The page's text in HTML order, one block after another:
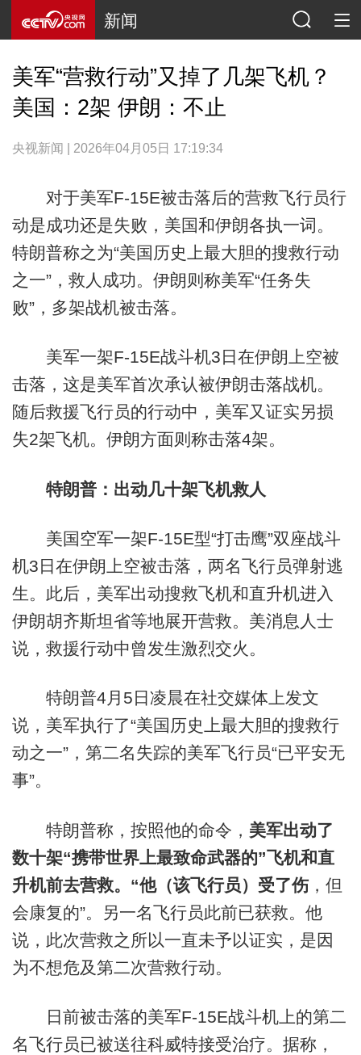
新闻
美军“营救行动”又掉了几架飞机？
美国：2架 伊朗：不止
央视新闻 | 2026年04月05日 17:19:34
对于美军F-15E被击落后的营救飞行员行
动是成功还是失败，美国和伊朗各执一词。
特朗普称之为“美国历史上最大胆的搜救行动
之一”，救人成功。伊朗则称美军“任务失
败”，多架战机被击落。
美军一架F-15E战斗机3日在伊朗上空被
击落，这是美军首次承认被伊朗击落战机。
随后救援飞行员的行动中，美军又证实另损
失2架飞机。伊朗方面则称击落4架。
特朗普：出动几十架飞机救人
美国空军一架F-15E型“打击鹰”双座战斗
机3日在伊朗上空被击落，两名飞行员弹射逃
生。此后，美军出动搜救飞机和直升机进入
伊朗胡齐斯坦省等地展开营救。美消息人士
说，救援行动中曾发生激烈交火。
特朗普4月5日凌晨在社交媒体上发文
说，美军执行了“美国历史上最大胆的搜救行
动之一”，第二名失踪的美军飞行员“已平安无
事”。
特朗普称，按照他的命令， 美军出动了
数十架“携带世界上最致命武器的”飞机和直
升机前去营救。“他（该飞行员）受了伤，但
会康复的”。另一名飞行员此前已获救。他
说，此次营救之所以一直未予以证实，是因
为不想危及第二次营救行动。
日前被击落的美军F-15E战斗机上的第二
名飞行员已被送往科威特接受治疗。据称，